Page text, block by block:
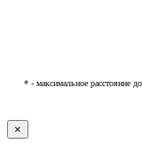
* - максимальное расстояние
×